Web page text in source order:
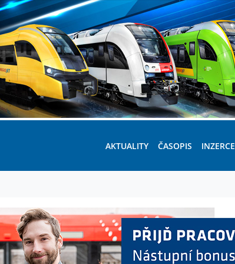
AKTUALITY ČASOPIS INZERCE